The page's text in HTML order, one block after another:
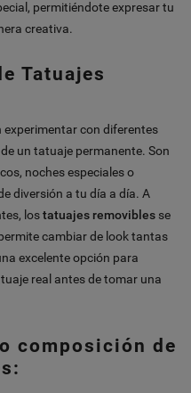
permitiéndote expresar tu
creativa.
Tatuajes
experimentar con diferentes
un tatuaje permanente. Son
noches especiales o
diversión a tu día a día. A
lostatuajes removibles se
cambiar de look tantas
excelente opción para
real antes de tomar una
composición de